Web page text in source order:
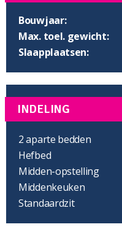
Bouwjaar:
Max. toel. gewicht:
Slaapplaatsen:
INDELING
2 aparte bedden
Hefbed
Midden-opstelling
Middenkeuken
Standaardzit